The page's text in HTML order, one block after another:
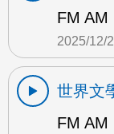
FM AM
2025/12/
世界文
FM AM